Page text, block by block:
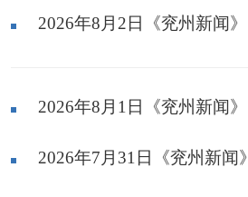
2026年8月2日《兖州新闻》
2026年8月1日《兖州新闻》
2026年7月31日《兖州新闻》